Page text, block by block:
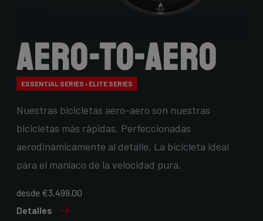
Aero-to-Aero
ESSENTIAL SERIES › ELITE SERIES
Nuestras bicicletas aero-aero son nuestras
bicicletas más rápidas. Perfeccionadas
aerodinámicamente al detalle. La bicicleta ideal
para el maníaco de la velocidad pura.
desde €3,499.00
Detalles